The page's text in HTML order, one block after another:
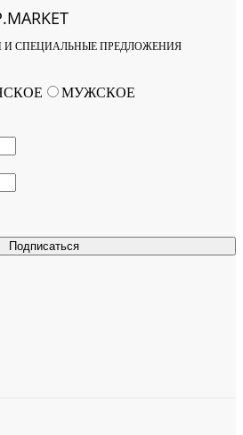
И СПЕЦИАЛЬНЫЕ ПРЕДЛОЖЕНИЯ
Подписаться
МУЖСКОЕ